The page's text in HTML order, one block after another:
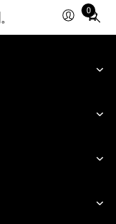
0
Total
items
cart: